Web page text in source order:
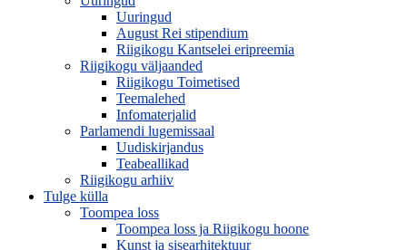
Uuringud
August Rei stipendium
Riigikogu Kantselei eripreemia
Riigikogu väljaanded
Riigikogu Toimetised
Teemalehed
Infomaterjalid
Parlamendi lugemissaal
Uudiskirjandus
Teabeallikad
Riigikogu arhiiv
Tulge külla
Toompea loss
Toompea loss ja Riigikogu hoone
Kunst ja sisearhitektuur